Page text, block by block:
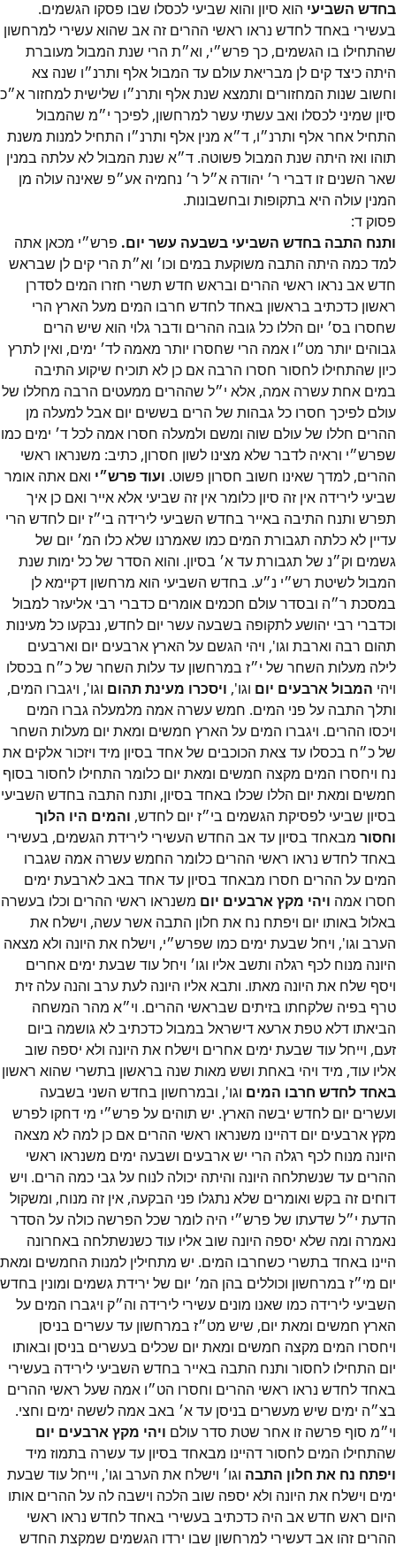
בחדש השביעי הוא סיון והוא שביעי לכסלו שבו פסקו הגשמים.
בעשירי באחד לחדש נראו ראשי ההרים זה אב שהוא עשירי למרחשון
שהתחילו בו הגשמים, כך פרש״‎י, וא״‎ת הרי שנת המבול מעוברת
היתה כיצד קים לן מבריאת עולם עד המבול אלף ותרנ״‎ו שנה צא
וחשוב שנות המחזורים ותמצא שנת אלף ותרנ״‎ו שלישית למחזור א״‎כ
סיון שמיני לכסלו ואב עשתי עשר למרחשון, לפיכך י״‎מ שהמבול
התחיל אחר אלף ותרנ״‎ו, ד״‎א מנין אלף ותרנ״‎ו התחיל למנות משנת
תוהו ואז היתה שנת המבול פשוטה. ד״‎א שנת המבול לא עלתה במנין
שאר השנים זו דברי ר׳‎ יהודה א״‎ל ר׳‎ נחמיה אע״‎פ שאינה עולה מן
המנין עולה היא בתקופות ובחשבונות.
פסוק ד:
ותנח התבה בחדש השביעי בשבעה עשר יום.
פרש״‎י מכאן אתה
למד כמה היתה התבה משוקעת במים וכו׳‎ וא״‎ת הרי קים לן שבראש
חדש אב נראו ראשי ההרים ובראש חדש תשרי חזרו המים לסדרן
ראשון כדכתיב בראשון באחד לחדש חרבו המים מעל הארץ הרי
שחסרו בס׳‎ יום הללו כל גובה ההרים ודבר גלוי הוא שיש הרים
גבוהים יותר מט״‎ו אמה הרי שחסרו יותר מאמה לד׳‎ ימים, ואין לתרץ
כיון שהתחילו לחסור חסרו הרבה אם כן לא תוכיח שיקוע התיבה
במים אחת עשרה אמה, אלא י״‎ל שההרים ממעטים הרבה מחללו של
עולם לפיכך חסרו כל גבהות של הרים בששים יום אבל למעלה מן
ההרים חללו של עולם שוה ומשם ולמעלה חסרו אמה לכל ד׳‎ ימים כמו
שפרש״‎י וראיה לדבר שלא מצינו לשון חסרון, כתיב: משנראו ראשי
ההרים, למדך שאינו חשוב חסרון פשוט. ועוד פרש״‎י ואם אתה אומר
שביעי לירידה אין זה סיון כלומר אין זה שביעי אלא אייר ואם כן איך
תפרש ותנח התיבה באייר בחדש השביעי לירידה בי״‎ז יום לחדש הרי
עדיין לא כלתה תגבורת המים כמו שאמרנו שלא כלו המ׳‎ יום של
גשמים וק״‎נ של תגבורת עד א׳‎ בסיון. והוא הסדר של כל ימות שנת
המבול לשיטת רש״‎י נ״‎ע. בחדש השביעי הוא מרחשון דקיימא לן
במסכת ר״‎ה ובסדר עולם חכמים אומרים כדברי רבי אליעזר למבול
וכדברי רבי יהושע לתקופה בשבעה עשר יום לחדש, נבקעו כל מעינות
תהום רבה וארבת וגו', ויהי הגשם על הארץ ארבעים יום וארבעים
לילה מעלות השחר של י״‎ז במרחשון עד עלות השחר של כ״‎ח בכסלו
ויהי המבול ארבעים יום וגו', ויסכרו מעינת תהום וגו', ויגברו המים,
ותלך התבה על פני המים. חמש עשרה אמה מלמעלה גברו המים
ויכסו ההרים. ויגברו המים על הארץ חמשים ומאת יום מעלות השחר
של כ״‎ח בכסלו עד צאת הכוכבים של אחד בסיון מיד ויזכור אלקים את
נח ויחסרו המים מקצה חמשים ומאת יום כלומר התחילו לחסור בסוף
חמשים ומאת יום הללו שכלו באחד בסיון, ותנח התבה בחדש השביעי
בסיון שביעי לפסיקת הגשמים בי״‎ז יום לחדש,
והמים היו הלוך
וחסור מבאחד בסיון עד אב החדש העשירי לירידת הגשמים, בעשירי
באחד לחדש נראו ראשי ההרים כלומר החמש עשרה אמה שגברו
המים על ההרים חסרו מבאחד בסיון עד אחד באב לארבעת ימים
חסרו אמה ויהי מקץ ארבעים יום משנראו ראשי ההרים וכלו בעשרה
באלול באותו יום ויפתח נח את חלון התבה אשר עשה, וישלח את
הערב וגו', ויחל שבעת ימים כמו שפרש״‎י, וישלח את היונה ולא מצאה
היונה מנוח לכף רגלה ותשב אליו וגו׳‎ ויחל עוד שבעת ימים אחרים
ויסף שלח את היונה מאתו. ותבא אליו היונה לעת ערב והנה עלה זית
טרף בפיה שלקחתו בזיתים שבראשי ההרים. וי״‎א מהר המשחה
הביאתו דלא טפת ארעא דישראל במבול כדכתיב לא גושמה ביום
זעם, וייחל עוד שבעת ימים אחרים וישלח את היונה ולא יספה שוב
אליו עוד, מיד ויהי באחת ושש מאות שנה בראשון בתשרי שהוא ראשון
באחד לחדש חרבו המים וגו', ובמרחשון בחדש השני בשבעה
ועשרים יום לחדש יבשה הארץ. יש תוהים על פרש״‎י מי דחקו לפרש
מקץ ארבעים יום דהיינו משנראו ראשי ההרים אם כן למה לא מצאה
היונה מנוח לכף רגלה הרי יש ארבעים ושבעה ימים משנראו ראשי
ההרים עד שנשתלחה היונה והיתה יכולה לנוח על גבי כמה הרים. ויש
דוחים זה בקש ואומרים שלא נתגלו פני הבקעה, אין זה מנוח, ומשקול
הדעת י״‎ל שדעתו של פרש״‎י היה לומר שכל הפרשה כולה על הסדר
נאמרה ומה שלא יספה היונה שוב אליו עוד כשנשתלחה באחרונה
היינו באחד בתשרי כשחרבו המים. יש מתחילין למנות החמשים ומאת
יום מי״‎ז במרחשון וכוללים בהן המ׳‎ יום של ירידת גשמים ומונין בחדש
השביעי לירידה כמו שאנו מונים עשירי לירידה וה״‎ק ויגברו המים על
הארץ חמשים ומאת יום, שיש מט״‎ז במרחשון עד עשרים בניסן
ויחסרו המים מקצה חמשים ומאת יום שכלים בעשרים בניסן ובאותו
יום התחילו לחסור ותנח התבה באייר בחדש השביעי לירידה בעשירי
באחד לחדש נראו ראשי ההרים וחסרו הט״‎ו אמה שעל ראשי ההרים
בצ״‎ה ימים שיש מעשרים בניסן עד א׳‎ באב אמה לששה ימים וחצי.
וי״‎מ סוף פרשה זו אחר שטת סדר עולם
ויהי מקץ ארבעים יום
שהתחילו המים לחסור דהיינו מבאחד בסיון עד עשרה בתמוז מיד
ויפתח נח את חלון התבה
וגו׳‎ וישלח את הערב וגו', וייחל עוד שבעת
ימים וישלח את היונה ולא יספה שוב הלכה וישבה לה על ההרים אותו
היום ראש חדש אב היה כדכתיב בעשירי באחד לחדש נראו ראשי
ההרים זהו אב דעשירי למרחשון שבו ירדו הגשמים שמקצת החדש